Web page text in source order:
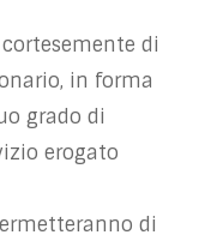
di
in forma
grado di
erogato
di